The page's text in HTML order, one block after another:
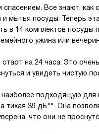
Все знают, как
мытья посуды. Теперь
в 14 комплектов посуды
ужина или
на 24 часа. Это
и увидеть чистую
подходящую для
тихая 39 дБ"". Она
что они не